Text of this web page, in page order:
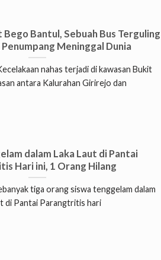
Bantul, Sebuah Bus Terguling
Meninggal Dunia
nahas terjadi di kawasan Bukit
antara Kalurahan Girirejo dan
dalam Laka Laut di Pantai
Hari ini, 1 Orang Hilang
tiga orang siswa tenggelam dalam
di Pantai Parangtritis hari